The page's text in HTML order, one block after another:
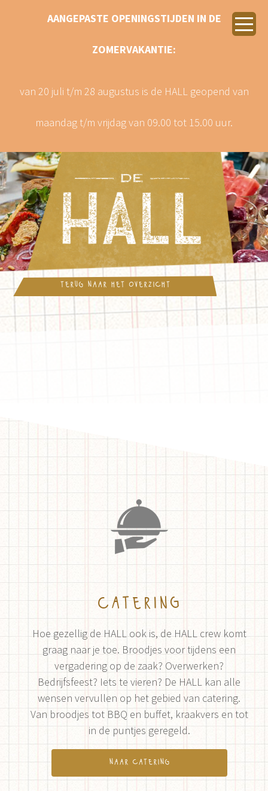
AANGEPASTE OPENINGSTIJDEN IN DE
ZOMERVAKANTIE:
van 20 juli t/m 28 augustus is de HALL geopend van
maandag t/m vrijdag van 09.00 tot 15.00 uur.
terug naar het overzicht
catering
Hoe gezellig de HALL ook is, de HALL crew komt
graag naar je toe. Broodjes voor tijdens een
vergadering op de zaak? Overwerken?
Bedrijfsfeest? Iets te vieren? De HALL kan alle
wensen vervullen op het gebied van catering.
Van broodjes tot BBQ en buffet, kraakvers en tot
in de puntjes geregeld.
naar catering